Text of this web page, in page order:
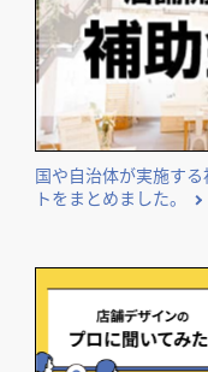
国や自治体が実施す
トをまとめました。